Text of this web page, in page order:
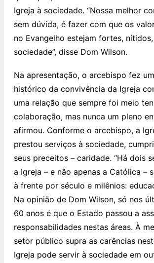
Igreja à sociedade. “Nossa melhor
sem dúvida, é fazer com que os
no Evangelho estejam fortes, nítidos,
sociedade”, disse Dom Wilson.
Na apresentação, o arcebispo fez
histórico da convivência da Igreja
uma relação que sempre foi meio
colaboração, mas nunca um pleno
afirmou. Conforme o arcebispo, a
prestou serviços à sociedade,
seus preceitos – caridade. “Há dois
a Igreja – e não apenas a Católica –
à frente por século e milênios:
Na opinião de Dom Wilson, só nos
60 anos é que o Estado passou a
responsabilidades nestas áreas. À
setor público supra as carências
Igreja pode servir à sociedade em